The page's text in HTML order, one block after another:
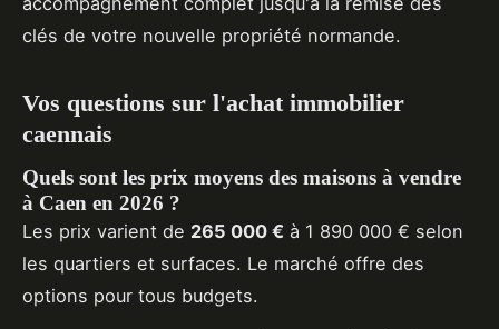
clés de votre nouvelle propriété normande.
Vos questions sur l'achat immobilier
caennais
Quels sont les prix moyens des maisons à vendre
à Caen en 2026 ?
Les prix varient de 265 000 € à 1 890 000 € selon
les quartiers et surfaces. Le marché offre des
options pour tous budgets.